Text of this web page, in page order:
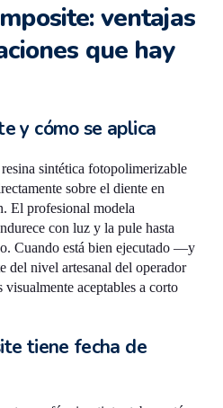
ventajas
que hay
y cómo se aplica
sintética fotopolimerizable
sobre el diente en
El profesional modela
con luz y la pule hasta
Cuando está bien ejecutado —y
del nivel artesanal del operador
aceptables a corto
tiene fecha de